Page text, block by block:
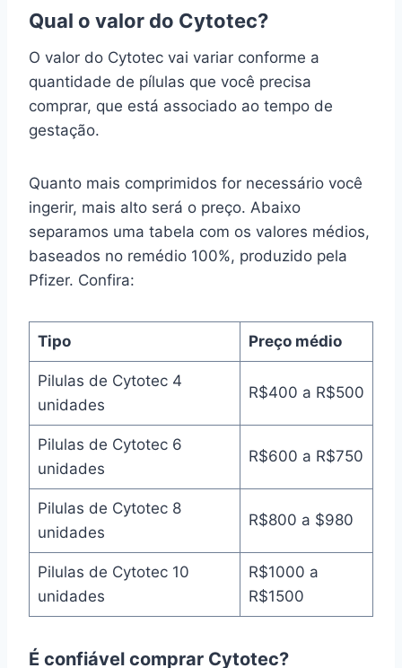
Qual o valor do Cytotec?
O valor do Cytotec vai variar conforme a
quantidade de pílulas que você precisa
comprar, que está associado ao tempo de
gestação.
Quanto mais comprimidos for necessário você
ingerir, mais alto será o preço. Abaixo
separamos uma tabela com os valores médios,
baseados no remédio 100%, produzido pela
Pfizer. Confira:
Tipo Preço médio
Pilulas de Cytotec 4
unidades
R$400 a R$500
Pilulas de Cytotec 6
unidades
R$600 a R$750
Pilulas de Cytotec 8
unidades
R$800 a $980
Pilulas de Cytotec 10
unidades
R$1000 a
R$1500
É confiável comprar Cytotec?